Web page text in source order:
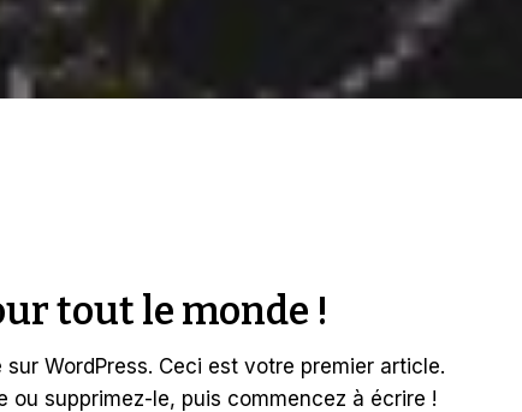
tout le monde !
sur WordPress. Ceci est votre premier article.
ou supprimez-le, puis commencez à écrire !